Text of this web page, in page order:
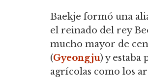
Baekje formó una
el reinado del rey
mucho mayor de
(Gyeongju) y estaba
agrícolas como los